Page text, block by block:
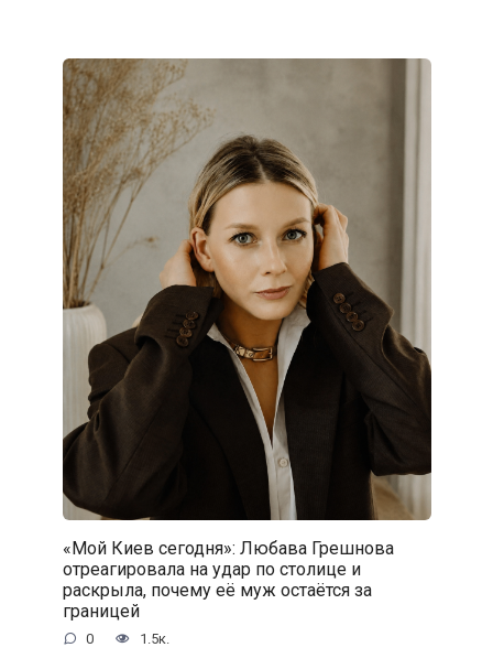
«Мой Киев сегодня»: Любава Грешнова
отреагировала на удар по столице и
раскрыла, почему её муж остаётся за
границей
0 1.5к.